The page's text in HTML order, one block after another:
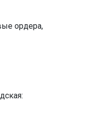
ордера,